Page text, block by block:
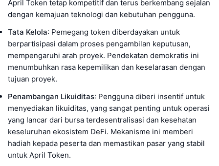
April Token tetap kompetitif dan terus berkembang sejalan
dengan kemajuan teknologi dan kebutuhan pengguna.
Tata Kelola: Pemegang token diberdayakan untuk
berpartisipasi dalam proses pengambilan keputusan,
mempengaruhi arah proyek. Pendekatan demokratis ini
menumbuhkan rasa kepemilikan dan keselarasan dengan
tujuan proyek.
Penambangan Likuiditas: Pengguna diberi insentif untuk
menyediakan likuiditas, yang sangat penting untuk operasi
yang lancar dari bursa terdesentralisasi dan kesehatan
keseluruhan ekosistem DeFi. Mekanisme ini memberi
hadiah kepada peserta dan memastikan pasar yang stabil
untuk April Token.